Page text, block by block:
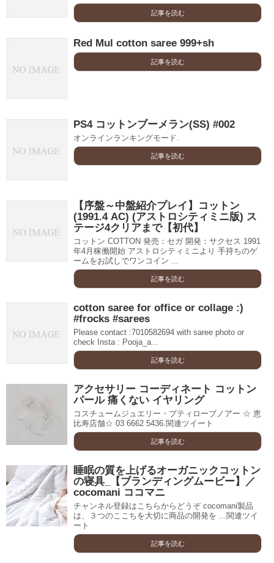
記事を読む
Red Mul cotton saree 999+sh
記事を読む
PS4 コットンブーメラン(SS) #002
オンラインランキングモード.
記事を読む
【序盤～中盤紹介プレイ】コットン
(1991.4 AC) (アストロシティミニ版) ス
テージ4クリアまで【初代】
コットン COTTON 発売：セガ 開発：サクセス 1991
年4月稼働開始 アストロシティミニより 手持ちのゲ
ームをお試しでワンコイン ...
記事を読む
cotton saree for office or collage :)
#frocks #sarees
Please contact :7010582694 with saree photo or
check Insta : Pooja_a...
記事を読む
アクセサリー コーディネート コットン
パール 痛くない イヤリング
コスチュームジュエリー・プティローブノアー ☆ 恵
比寿店舗☆ 03 6662 5436.関連ツイート
記事を読む
睡眠の質を上げるオーガニックコットン
の寝具_【ブランディングムービー】／
cocomani ココマニ
チャンネル登録はこちらからどうぞ cocomani製品
は、３つのここちを大切に商品の開発を ...関連ツイ
ート
記事を読む